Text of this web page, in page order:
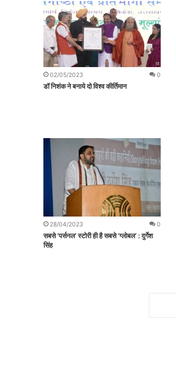
02/05/2023 0
डॉ निशंक ने बनाये दो विश्व कीर्तिमान
28/04/2023 0
सबसे ‘पर्सनल’ स्टोरी ही है सबसे ‘ग्लोबल’ : दुर्गेश
सिंह